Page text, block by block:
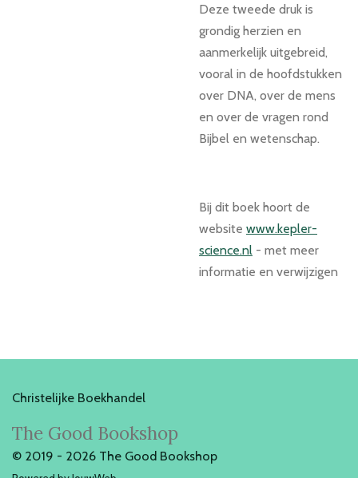
Deze tweede druk is
grondig herzien en
aanmerkelijk uitgebreid,
vooral in de hoofdstukken
over DNA, over de mens
en over de vragen rond
Bijbel en wetenschap.
Bij dit boek hoort de
website www.kepler-
science.nl - met meer
informatie en verwijzigen
Christelijke Boekhandel
The Good Bookshop
© 2019 - 2026 The Good Bookshop